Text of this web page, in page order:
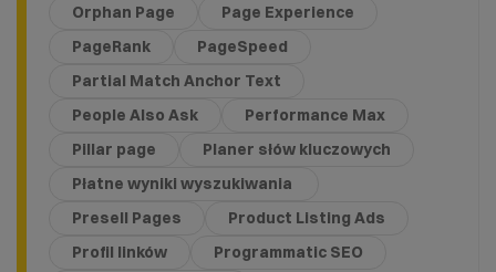
Orphan Page
Page Experience
PageRank
PageSpeed
Partial Match Anchor Text
People Also Ask
Performance Max
Pillar page
Planer słów kluczowych
Płatne wyniki wyszukiwania
Presell Pages
Product Listing Ads
Profil linków
Programmatic SEO